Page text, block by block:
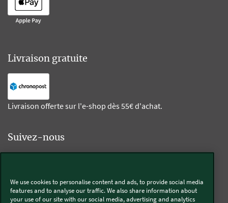
Livraison gratuite
Livraison offerte sur l'e-shop dès 55€ d'achat.
Suivez-nous
We use cookies to personalise content and ads, to provide social media
features and to analyse our traffic. We also share information about
your use of our site with our social media, advertising and analytics